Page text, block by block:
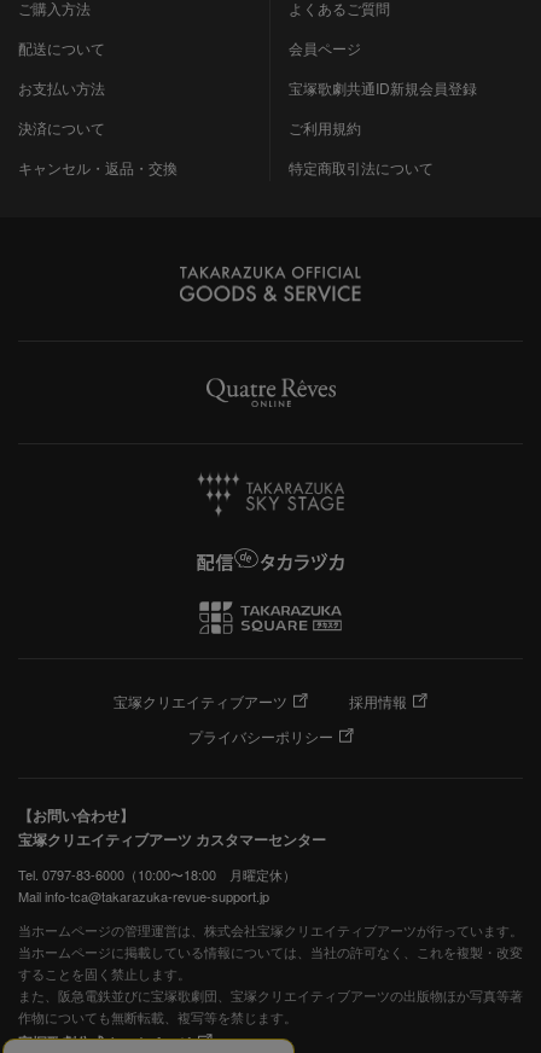
ご購入方法
配送について
お支払い方法
決済について
キャンセル・返品・交換
よくあるご質問
会員ページ
宝塚歌劇共通ID新規会員登録
ご利用規約
特定商取引法について
宝塚クリエイティブアーツ
採用情報
プライバシーポリシー
【お問い合わせ】
宝塚クリエイティブアーツ カスタマーセンター
Tel. 0797-83-6000（10:00〜18:00 月曜定休）
Mail info-tca@takarazuka-revue-support.jp
当ホームページの管理運営は、株式会社宝塚クリエイティブアーツが行っています。
当ホームページに掲載している情報については、当社の許可なく、これを複製・改変
することを固く禁止します。
また、阪急電鉄並びに宝塚歌劇団、宝塚クリエイティブアーツの出版物ほか写真等著
作物についても無断転載、複写等を禁じます。
宝塚歌劇公式ホームページ